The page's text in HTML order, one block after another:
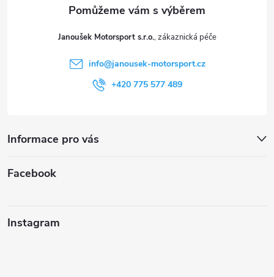
Janoušek Motorsport s.r.o.
info@janousek-motorsport.cz
+420 775 577 489
Informace pro vás
Facebook
Instagram